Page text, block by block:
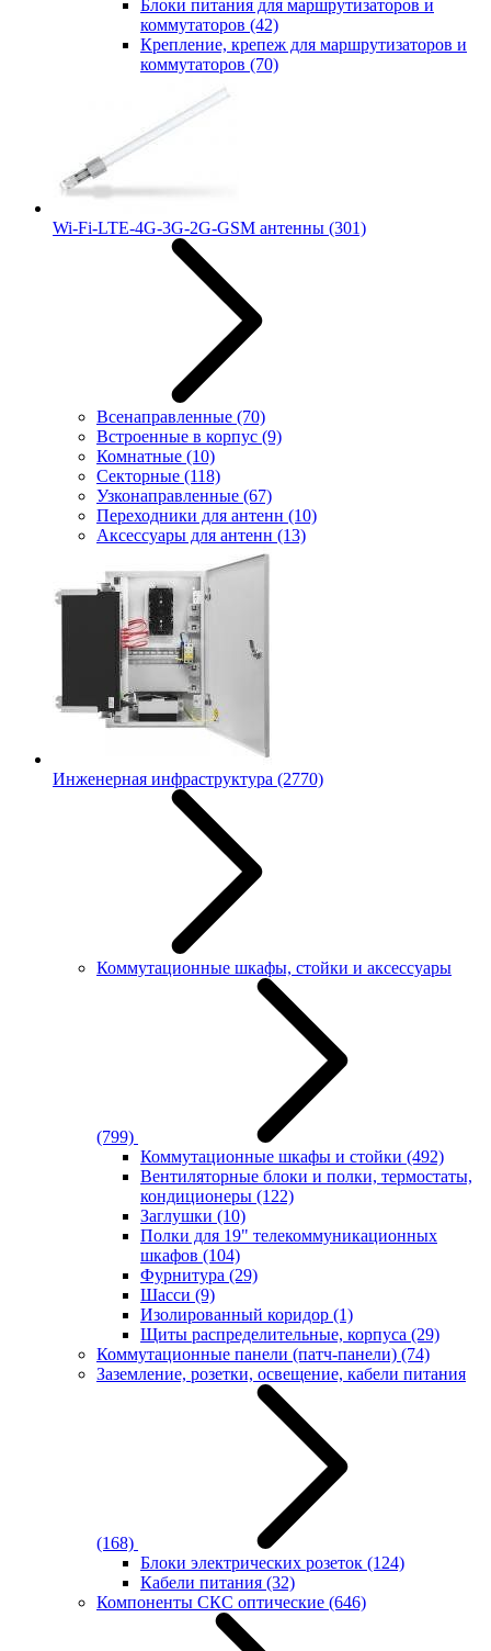
Блоки питания для маршрутизаторов и
коммутаторов (42)
Крепление, крепеж для маршрутизаторов и
коммутаторов (70)
Wi-Fi-LTE-4G-3G-2G-GSM антенны (301)
Всенаправленные (70)
Встроенные в корпус (9)
Комнатные (10)
Секторные (118)
Узконаправленные (67)
Переходники для антенн (10)
Аксессуары для антенн (13)
Инженерная инфраструктура (2770)
Коммутационные шкафы, стойки и аксессуары
(799)
Коммутационные шкафы и стойки (492)
Вентиляторные блоки и полки, термостаты,
кондиционеры (122)
Заглушки (10)
Полки для 19" телекоммуникационных
шкафов (104)
Фурнитура (29)
Шасси (9)
Изолированный коридор (1)
Щиты распределительные, корпуса (29)
Коммутационные панели (патч-панели) (74)
Заземление, розетки, освещение, кабели питания
(168)
Блоки электрических розеток (124)
Кабели питания (32)
Компоненты СКС оптические (646)